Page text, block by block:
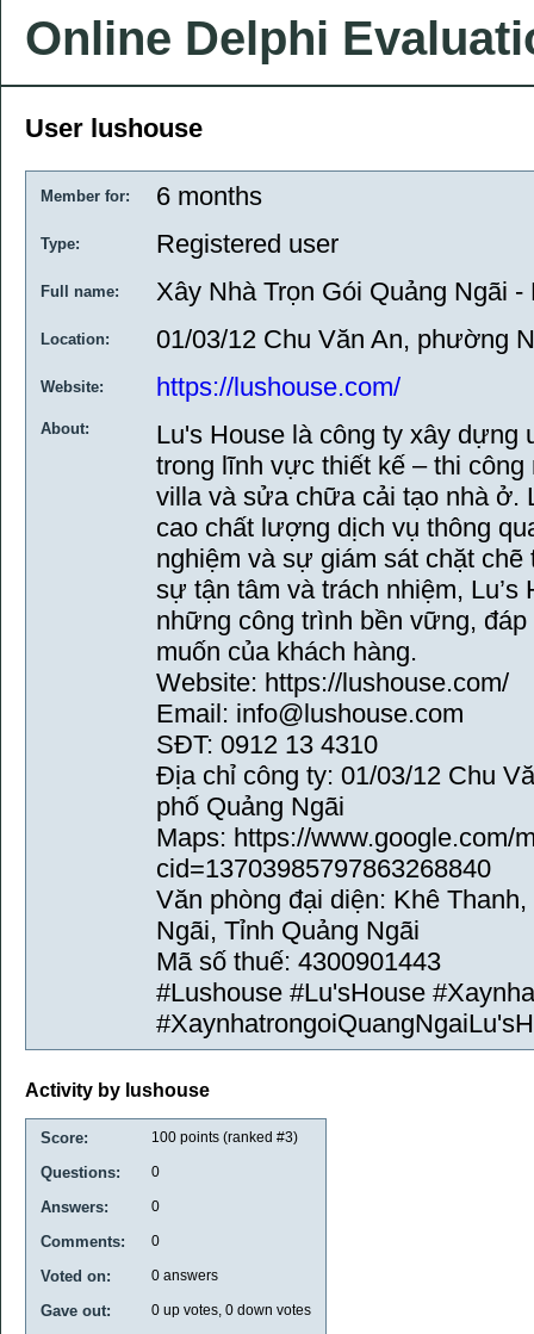
Online Delphi
User lushouse
Member for: 6 months
Type: Registered user
Full name: Xây Nhà Trọn Gói Quảng Ngãi -
Location: 01/03/12 Chu Văn An, phường
Website: https://lushouse.com/
About:
Lu's House là công ty xây dựng
trong lĩnh vực thiết kế – thi
villa và sửa chữa cải tạo nhà ở.
cao chất lượng dịch vụ thông
nghiệm và sự giám sát chặt
sự tận tâm và trách nhiệm,
những công trình bền vững,
muốn của khách hàng.
Website: https://lushouse.com/
Email: info@lushouse.com
SĐT: 0912 13 4310
Địa chỉ công ty: 01/03/12 Chu
phố Quảng Ngãi
Maps: https://www.google.com/
cid=13703985797863268840
Văn phòng đại diện: Khê
Ngãi, Tỉnh Quảng Ngãi
Mã số thuế: 4300901443
#Lushouse #Lu'sHouse
Activity by lushouse
Score: 100 points (ranked #3)
Questions: 0
Answers: 0
Comments: 0
Voted on: 0 answers
Gave out: 0 up votes, 0 down votes